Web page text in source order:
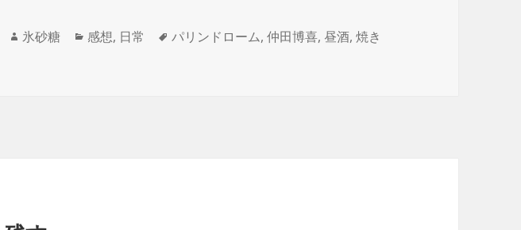
作
氷砂糖
カ
感想, 日常
タ
パリンドローム,仲田博喜, 昼酒,焼き